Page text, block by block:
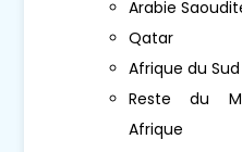
Arabie
Qatar
Afrique du Sud
Reste du
Afrique